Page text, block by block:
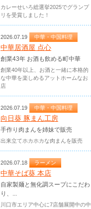
カレーせいろ総選挙2025でグランプ
リを受賞しました！
2026.07.19 中華・中国料理
中華居酒屋 点心
創業43年 お酒も飲める町中華
創業40年以上、お酒と一緒に本格的
な中華を楽しめるアットホームなお
店
2026.07.19 中華・中国料理
向日葵 豚まん工房
手作り肉まんを姉妹で販売
出来立てホカホカな肉まんを販売
2026.07.18 ラーメン
中華そば葵 本店
自家製麺と無化調スープにこだわ
り、...
川口市エリア中心に7店舗展開中の中